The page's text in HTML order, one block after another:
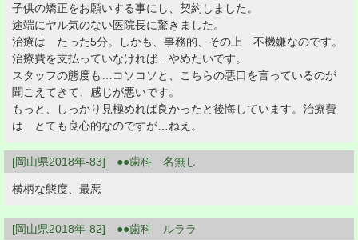
子供の矯正をお願いする事にし、契約しました。
途端にヤル気のない医院長に驚きました。
治療は たった5分。しかも、事務的、その上 不機嫌なのです。
治療費を支払っていなければ…やめたいです。
スタッフの態度も…コソコソと、こちらの悪口を言っているのが
聞こえてきて、感じが悪いです。
もっと、しっかり見極めれば良かったと後悔しています。治療費
は とても良心的なのですが…ねえ。
[岡山県2018年-83] ●●歯科 名無し
横柄な態度、最悪
[岡山県2018年-82] ●●歯科 ルララ